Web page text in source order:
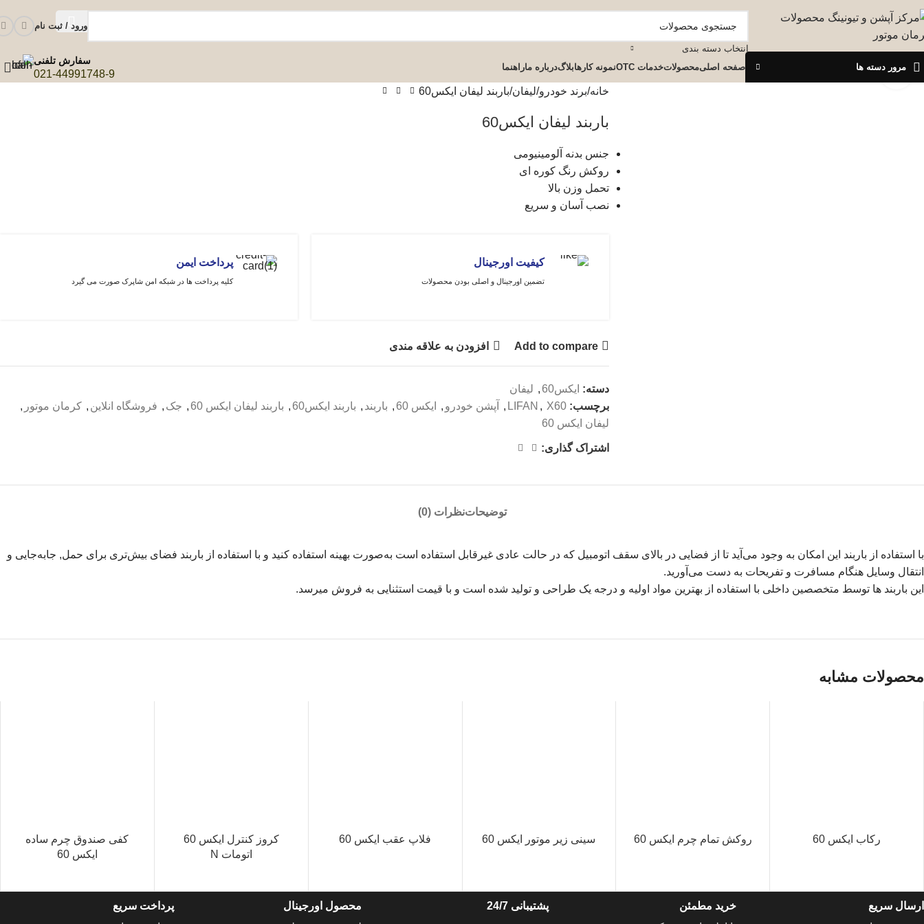
انتخاب دسته بندی
ورود / ثبت نام
مرور دسته ها صفحه اصلیمحصولاتخدمات OTC نمونه کارهابلاگدرباره ماراهنما
سفارش تلفنی
021-44991748-9 برای بزرگنمایی کلیک کنید
خانه برند خودرو لیفان باربند لیفان ایکس60
باربند لیفان ایکس60
جنس بدنه آلومینیومی
روکش رنگ کوره ای
تحمل وزن بالا
نصب آسان و سریع
کیفیت اورجینال
تضمین اورجینال و اصلی بودن محصولات
پرداخت ایمن
کلیه پرداخت ها در شبکه امن شاپرک صورت می گیرد
Add to compare افزودن به علاقه مندی
دسته: ایکس60 , لیفان
برچسب:
LIFAN , X60
, آپشن خودرو , ایکس 60 , باربند , باربند ایکس60 , باربند لیفان ایکس 60 , جک , فروشگاه انلاین , کرمان موتور ,
لیفان ایکس 60
اشتراک گذاری:
توضیحاتنظرات (0)
با استفاده از باربند این امکان به وجود می‌آید تا از فضایی در بالای سقف اتومبیل که در حالت عادی غیرقابل استفاده است به‌صورت بهینه استفاده کنید و با استفاده از باربند فضای بیش‌تری برای حمل, جابه‌جایی و
انتقال وسایل هنگام مسافرت و تفریحات به دست می‌آورید.
این باربند ها توسط متخصصین داخلی با استفاده از بهترین مواد اولیه و درجه یک طراحی و تولید شده است و با قیمت استثنایی به فروش میرسد.
محصولات مشابه
رکاب ایکس 60 روکش تمام چرم ایکس 60 سینی زیر موتور ایکس 60 فلاپ عقب ایکس 60
کروز کنترل ایکس 60
اتومات N
کفی صندوق چرم ساده
ایکس 60
ارسال سریع
خرید مطمئن
پشتیبانی 24/7
محصول اورجینال
پرداخت سریع